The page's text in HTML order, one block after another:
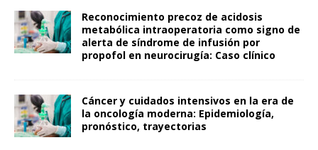
Reconocimiento precoz de acidosis
metabólica intraoperatoria como signo de
alerta de síndrome de infusión por
propofol en neurocirugía: Caso clínico
Cáncer y cuidados intensivos en la era de
la oncología moderna: Epidemiología,
pronóstico, trayectorias